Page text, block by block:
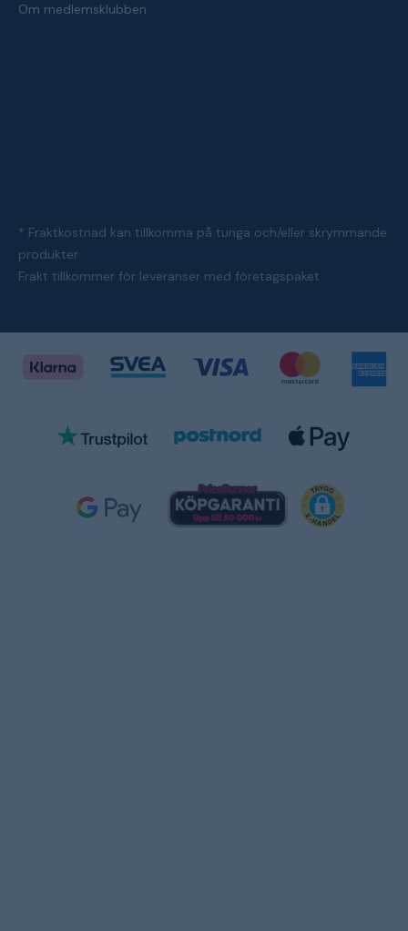
Om medlemsklubben
* Fraktkostnad kan tillkomma på tunga och/eller skrymmande
produkter
Frakt tillkommer för leveranser med företagspaket